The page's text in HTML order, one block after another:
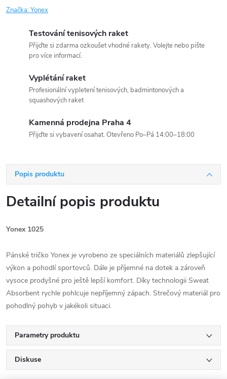
Značka:Yonex
Testování tenisových raket
Přijďte si zdarma ozkoušet vhodné rakety. Volejte nebo pište
pro více informací.
Vyplétání raket
Profesionální vypletení tenisových, badmintonových a
squashových raket
Kamenná prodejna Praha 4
Přijďte si vybavení osahat. Otevřeno Po–Pá 14:00–18:00
Popis produktu
Detailní popis produktu
Yonex 1025
Pánské tričko Yonex je vyrobeno ze speciálních materiálů zlepšující
výkon a pohodlí sportovců. Dále je příjemné na dotek a zároveň
vysoce prodyšné pro ještě lepší komfort. Díky technologii Sweat
Absorbent rychle pohlcuje nepříjemný zápach. Strečový materiál pro
pohodlný pohyb v jakékoli situaci.
Parametry produktu
Diskuse